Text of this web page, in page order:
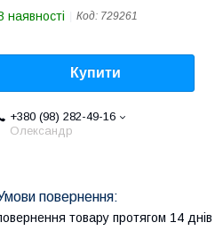
наявності Код: 729261
Купити
+380 (98) 282-49-16
Олександр
товару протягом 14 днів